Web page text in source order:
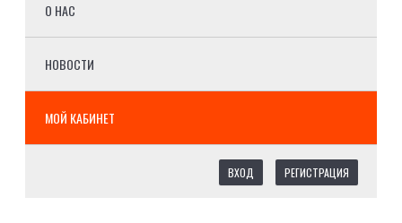
О НАС
НОВОСТИ
МОЙ КАБИНЕТ
ВХОД РЕГИСТРАЦИЯ